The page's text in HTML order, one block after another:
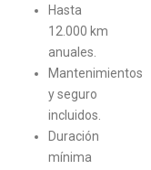
Hasta
12.000 km
anuales.
Mantenimientos
y seguro
incluidos.
Duración
mínima